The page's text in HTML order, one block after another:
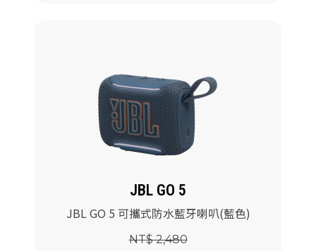
JBL GO 5
JBL GO 5 可攜式防水藍牙喇叭(藍色)
NT$ 2,480